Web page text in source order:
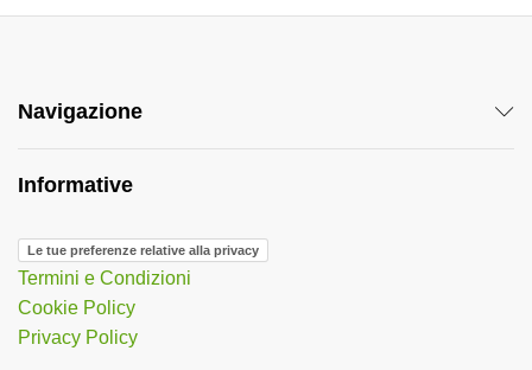
Navigazione
Informative
Le tue preferenze relative alla privacy
Termini e Condizioni
Cookie Policy
Privacy Policy